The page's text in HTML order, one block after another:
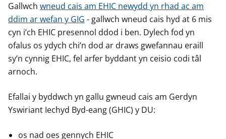
Gallwch wneud cais am EHIC newydd yn rhad ac am
ddim ar wefan y GIG - gallwch wneud cais hyd at 6 mis
cyn i’ch EHIC presennol ddod i ben. Dylech fod yn
ofalus os ydych chi’n dod ar draws gwefannau eraill
sy’n cynnig EHIC, fel arfer byddant yn ceisio codi tâl
arnoch.
Efallai y byddwch yn gallu gwneud cais am Gerdyn
Yswiriant Iechyd Byd-eang (GHIC) y DU:
os nad oes gennych EHIC